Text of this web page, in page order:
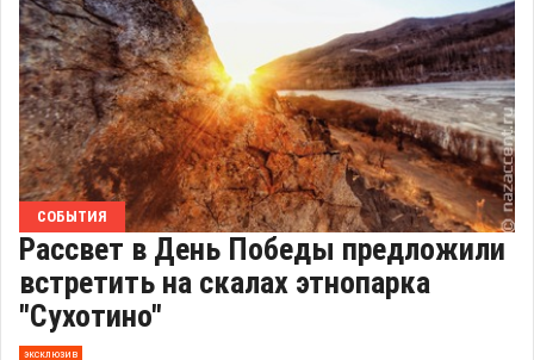
СОБЫТИЯ
Рассвет в День Победы предложили
встретить на скалах этнопарка
"Сухотино"
эксклюзив